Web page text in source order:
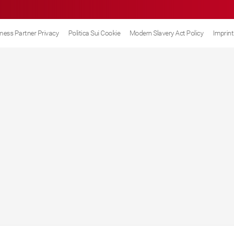
Partner Privacy Politica Sui Cookie Modern Slavery Act Policy Imprint